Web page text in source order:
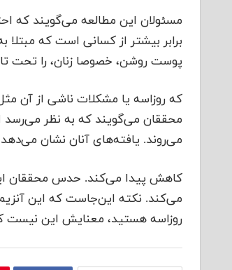
مسئولان این مطالعه می‌گویند که
پوست روشن، خصوصا زنان، را تحت
که روزاسه یا مشکلات ناشی از آن
محققان می‌گویند که به نظر می‌رسد
می‌روند. یافته‌های آنان نشان می‌دهد
کاهش پیدا می‌کند. حدس محققان
می‌کند. نکته این‌جاست که این
روزاسه هستید، معنایش این نیست